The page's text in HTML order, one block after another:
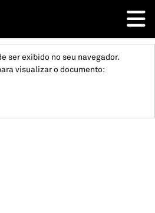
ser exibido no seu navegador.
visualizar o documento: